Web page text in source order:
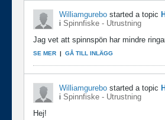
Williamgurebo started a topic
i Spinnfiske - Utrustning
Jag vet att spinnspön har mindre
SE MER GÅ TILL INLÄGG
Williamgurebo started a topic
i Spinnfiske - Utrustning
Hej!